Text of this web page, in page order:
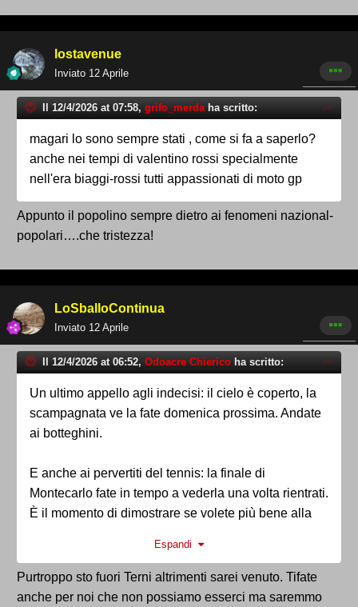
lostavenue
Inviato 12 Aprile
Il 12/4/2026 at 07:58, grifo_merdaha scritto:
magari lo sono sempre stati , come si fa a saperlo?
anche nei tempi di valentino rossi specialmente
nell'era biaggi-rossi tutti appassionati di moto gp
Appunto il popolino sempre dietro ai fenomeni nazional-
popolari….che tristezza!
LoSballoContinua
Inviato 12 Aprile
Il 12/4/2026 at 06:52, Odoacre Chierico ha scritto:
Un ultimo appello agli indecisi: il cielo è coperto, la
scampagnata ve la fate domenica prossima. Andate
ai botteghini.
E anche ai pervertiti del tennis: la finale di
Montecarlo fate in tempo a vederla una volta rientrati.
È il momento di dimostrare se volete più bene alla
Oggi la presenza è più importante di qualsiasi
altra volta.
Espandi
Purtroppo sto fuori Terni altrimenti sarei venuto. Tifate
anche per noi che non possiamo esserci ma saremmo